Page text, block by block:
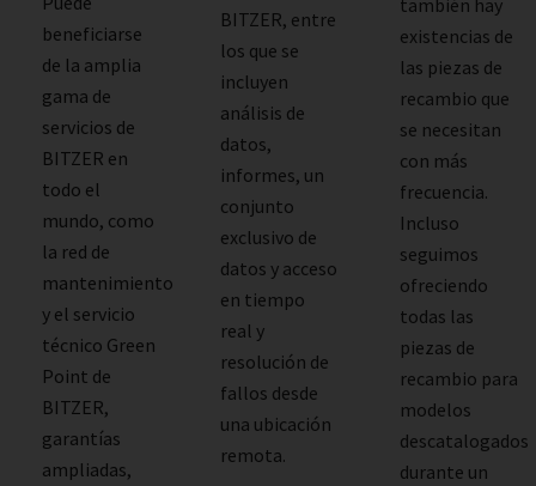
beneficiarse
de la amplia
gama de
servicios de
BITZER en
todo el
mundo, como
la red de
mantenimiento
y el servicio
técnico Green
Point de
BITZER,
garantías
ampliadas,
BITZER, entre
los que se
incluyen
análisis de
datos,
informes, un
conjunto
exclusivo de
datos y acceso
en tiempo
real y
resolución de
fallos desde
una ubicación
remota.
existencias de
las piezas de
recambio que
se necesitan
con más
frecuencia.
Incluso
seguimos
ofreciendo
todas las
piezas de
recambio para
modelos
descatalogados
durante un